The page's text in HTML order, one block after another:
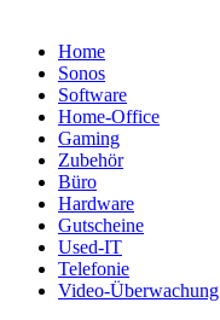
Home
Sonos
Software
Home-Office
Gaming
Zubehör
Büro
Hardware
Gutscheine
Used-IT
Telefonie
Video-Überwachung